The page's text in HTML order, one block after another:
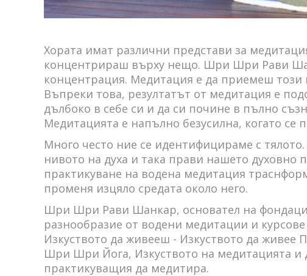
Хората имат различни представи за
концентрираш върху нещо. Шри Шри Рави
концентрация. Медитация е да приемеш
Въпреки това, резултатът от медитация е
дълбоко в себе си и да си почине в пълно
Медитацията е напълно безусилна, когато се
Много често ние се идентифицираме с
нивото на духа и така прави нашето
практикуване на водена медитация
променя изцяло средата около него.
Шри Шри Рави Шанкар, основател на
разнообразие от водени медитации и
Изкуството да живееш - Изкуството да живее
Шри Шри Йога, Изкуството на медитацията и
практикуващия да медитира.